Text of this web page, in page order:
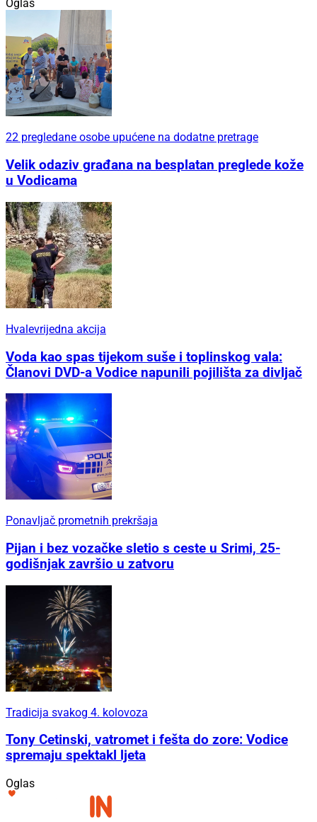
Oglas
22 pregledane osobe upućene na dodatne pretrage
Velik odaziv građana na besplatan preglede kože
u Vodicama
Hvalevrijedna akcija
Voda kao spas tijekom suše i toplinskog vala:
Članovi DVD-a Vodice napunili pojilišta za divljač
Ponavljač prometnih prekršaja
Pijan i bez vozačke sletio s ceste u Srimi, 25-
godišnjak završio u zatvoru
Tradicija svakog 4. kolovoza
Tony Cetinski, vatromet i fešta do zore: Vodice
spremaju spektakl ljeta
Oglas